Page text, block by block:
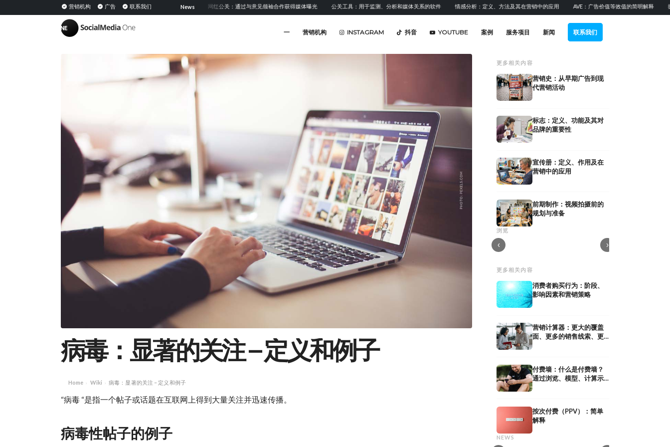
营销机构 广告 联系我们 News
共享媒体：定义、意义及在 PESO 模型中的策略 网红公关：通过与意见领袖合作获得媒体曝光 公关工具：用于监测、分析和媒体关系的软件 情感分析：定义、方法及其在营销中的应用 AVE：广告价值等效值的简明解释 提升B2B
一 营销机构 INSTAGRAM 抖音 YOUTUBE 案例 服务项目 新闻 联系我们
病毒：显著的关注 – 定义和例子
Home › Wiki › 病毒：显著的关注 – 定义和例子
“病毒 “是指一个帖子或话题在互联网上得到大量关注并迅速传播。
病毒性帖子的例子
更多相关内容
营销史：从早期广告到现
代营销活动
标志：定义、功能及其对
品牌的重要性
宣传册：定义、作用及在
营销中的应用
前期制作：视频拍摄前的
规划与准备
浏览
‹
后期制作：视频拍摄后的流程
与任务
›
更多相关内容
消费者购买行为：阶段、
影响因素和营销策略
营销计算器：更大的覆盖
面、更多的销售线索、更
付费墙：什么是付费墙？
通过浏览、模型、计算示
按次付费（PPV）：简单
解释
NEWS
共享媒体：定义、意义及在 PESO 模型中